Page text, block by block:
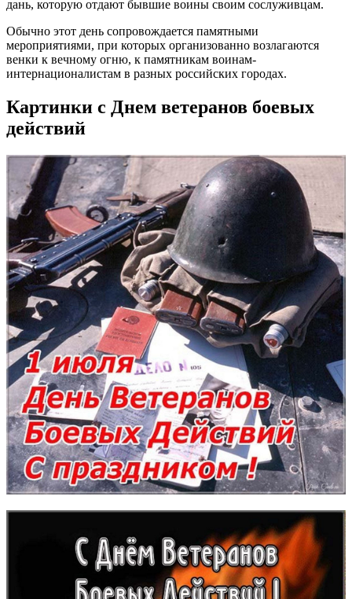
дань, которую отдают бывшие воины своим сослуживцам.
Обычно этот день сопровождается памятными
мероприятиями, при которых организованно возлагаются
венки к вечному огню, к памятникам воинам-
интернационалистам в разных российских городах.
Картинки с Днем ветеранов боевых
действий